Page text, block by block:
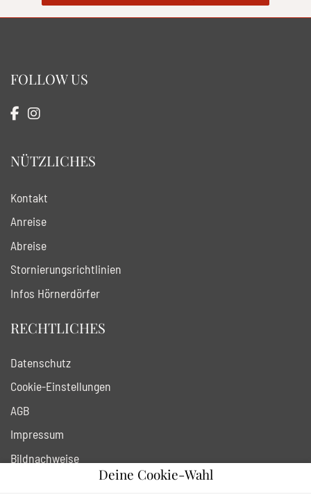
FOLLOW US
NÜTZLICHES
Kontakt
Anreise
Abreise
Stornierungsrichtlinien
Infos Hörnerdörfer
RECHTLICHES
Datenschutz
Cookie-Einstellungen
AGB
Impressum
Bildnachweise
Deine Cookie-Wahl